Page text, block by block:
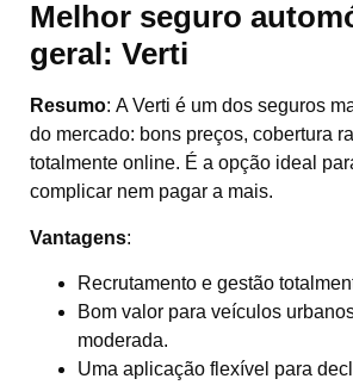
Melhor seguro
geral: Verti
Resumo: A Verti é um dos seguros
do mercado: bons preços, cobertura
totalmente online. É a opção ideal
complicar nem pagar a mais.
Vantagens:
Recrutamento e gestão
Bom valor para veículos
moderada.
Uma aplicação flexível para